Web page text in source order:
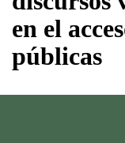
en el
públicas